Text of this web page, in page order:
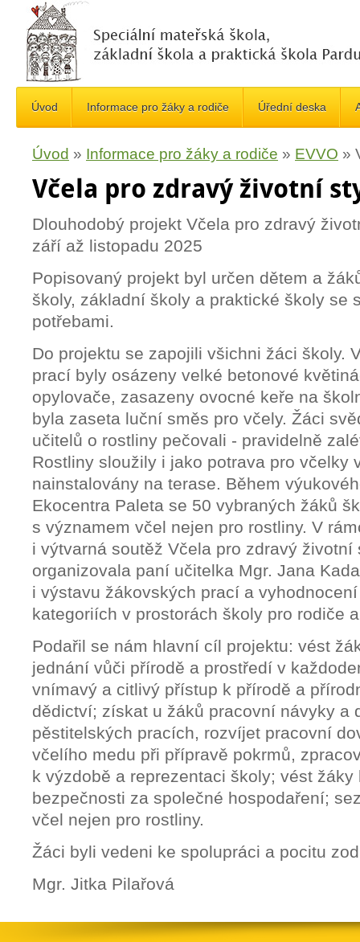
Úvod Informace pro žáky a rodiče Úřední deska
Úvod » Informace pro žáky a rodiče » EVVO »
Včela pro zdravý životní
Dlouhodobý projekt Včela pro zdravý
září až listopadu 2025
Popisovaný projekt byl určen dětem a
školy, základní školy a praktické školy se
potřebami.
Do projektu se zapojili všichni žáci školy.
prací byly osázeny velké betonové
opylovače, zasazeny ovocné keře na
byla zaseta luční směs pro včely. Žáci
učitelů o rostliny pečovali - pravidelně
Rostliny sloužily i jako potrava pro včelky
nainstalovány na terase. Během
Ekocentra Paleta se 50 vybraných žáků
s významem včel nejen pro rostliny. V
i výtvarná soutěž Včela pro zdravý životní
organizovala paní učitelka Mgr. Jana
i výstavu žákovských prací a
kategoriích v prostorách školy pro rodiče
Podařil se nám hlavní cíl projektu: vést
jednání vůči přírodě a prostředí v
vnímavý a citlivý přístup k přírodě a
dědictví; získat u žáků pracovní návyky a
pěstitelských pracích, rozvíjet pracovní
včelího medu při přípravě pokrmů,
k výzdobě a reprezentaci školy; vést
bezpečnosti za společné hospodaření;
včel nejen pro rostliny.
Žáci byli vedeni ke spolupráci a pocitu
Mgr. Jitka Pilařová